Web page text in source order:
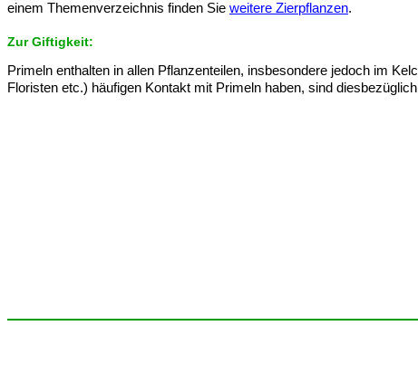
einem Themenverzeichnis finden Sie weitere Zierpflanzen.
Zur Giftigkeit:
Primeln enthalten in allen Pflanzenteilen, insbesondere jedoch im
Floristen etc.) häufigen Kontakt mit Primeln haben, sind